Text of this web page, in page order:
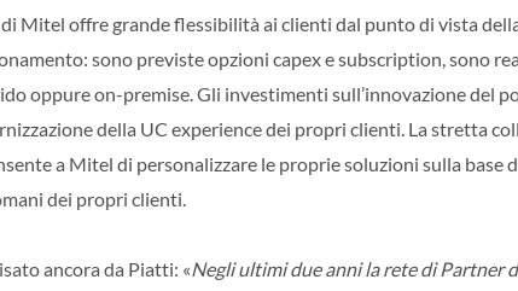
Mitel offre grande flessibilità ai clienti dal punto di vista
sono previste opzioni capex e subscription, sono
oppure on-premise. Gli investimenti sull’innovazione del
della UC experience dei propri clienti. La stretta
a Mitel di personalizzare le proprie soluzioni sulla base
dei propri clienti.
ancora da Piatti: «Negli ultimi due anni la rete di Partner